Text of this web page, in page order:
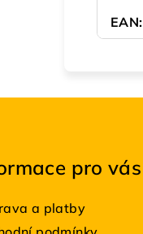
EAN:
pro vás
a platby